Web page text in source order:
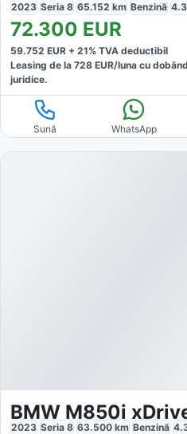
2023 Seria 8 65.152 km Benzină
72.300 EUR
59.752 EUR + 21% TVA deductibil
Leasing de la 728 EUR/luna cu
juridice.
Sună WhatsApp
BMW M850i
2023 Seria 8 63.500 km Benzină